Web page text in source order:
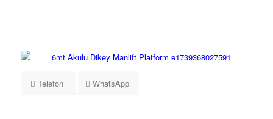
Telefon WhatsApp